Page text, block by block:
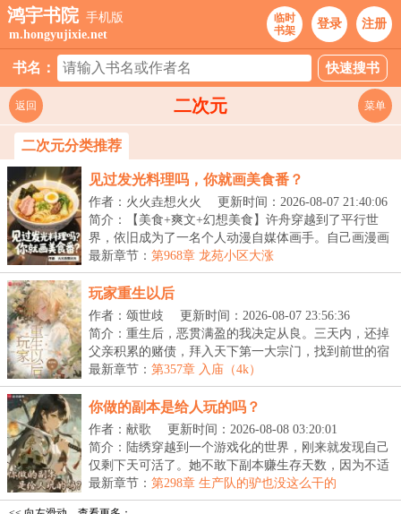
鸿宇书院 手机版
m.hongyujixie.net
临时
书架
登录 注册
书名：
二次元
返回 菜单
二次元分类推荐
见过发光料理吗，你就画美食番？
作者：火火垚想火火
更新时间：2026-08-07 21:40:06
简介：【美食+爽文+幻想美食】许舟穿越到了平行世
界，依旧成为了一名个人动漫自媒体画手。自己画漫画
番，...
最新章节： 第968章 龙苑小区大涨
玩家重生以后
作者：颂世歧
更新时间：2026-08-07 23:56:36
简介：重生后，恶贯满盈的我决定从良。三天内，还掉
父亲积累的赌债，拜入天下第一大宗门，找到前世的宿
敌...
最新章节： 第357章 入庙（4k）
你做的副本是给人玩的吗？
作者：献歌
更新时间：2026-08-08 03:20:01
简介：陆绣穿越到一个游戏化的世界，刚来就发现自己
仅剩下天可活了。她不敢下副本赚生存天数，因为不适
应...
最新章节： 第298章 生产队的驴也没这么干的